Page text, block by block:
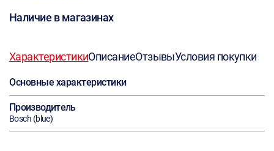
Наличие в магазинах
ХарактеристикиОписаниеОтзывыУсловия покупки
Основные характеристики
Производитель
Bosch (blue)